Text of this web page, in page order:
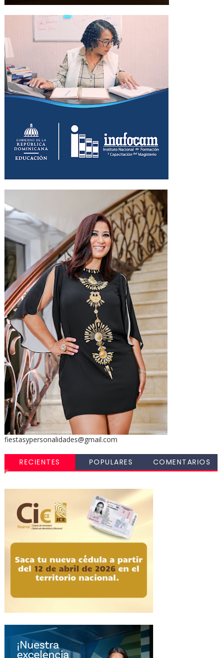
fiestasypersonalidades@gmail.com
RECIENTES POPULARES COMENTARIOS